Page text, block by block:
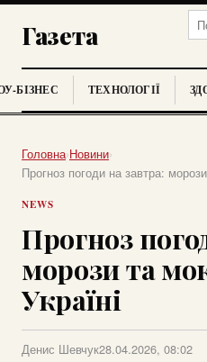
Газета
БІЗНЕС ТЕХНОЛОГІЇ
Головна›Новини›
Прогноз погоди на завтра:
NEWS
Прогноз
морози та
Україні
Денис Шевчук28.04.2026, 08:02